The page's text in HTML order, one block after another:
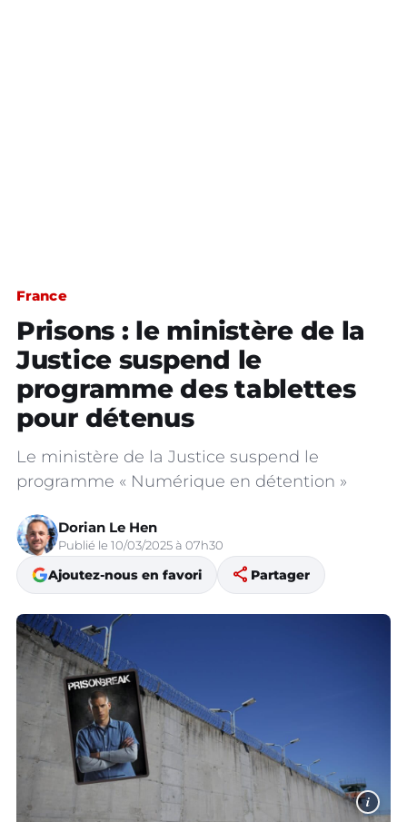
France
Prisons : le ministère de la
Justice suspend le
programme des tablettes
pour détenus
Le ministère de la Justice suspend le
programme « Numérique en détention »
Dorian Le Hen
Publié le 10/03/2025 à 07h30
Ajoutez-nous en favori share Partager
i